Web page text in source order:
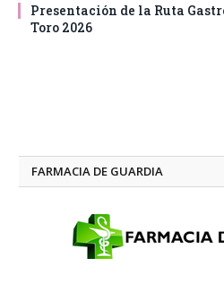
Presentación de la Ruta
Toro 2026
FARMACIA DE GUARDIA